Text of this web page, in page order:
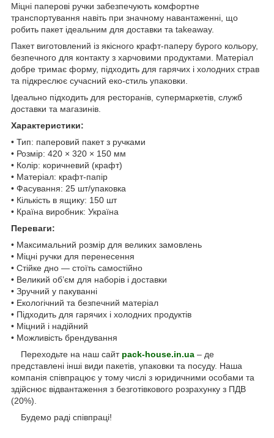
Міцні паперові ручки забезпечують комфортне
транспортування навіть при значному навантаженні, що
робить пакет ідеальним для доставки та takeaway.
Пакет виготовлений із якісного крафт-паперу бурого кольору,
безпечного для контакту з харчовими продуктами. Матеріал
добре тримає форму, підходить для гарячих і холодних страв
та підкреслює сучасний еко-стиль упаковки.
Ідеально підходить для ресторанів, супермаркетів, служб
доставки та магазинів.
Характеристики:
• Тип: паперовий пакет з ручками
• Розмір: 420 × 320 × 150 мм
• Колір: коричневий (крафт)
• Матеріал: крафт-папір
• Фасування: 25 шт/упаковка
• Кількість в ящику: 150 шт
• Країна виробник: Україна
Переваги:
• Максимальний розмір для великих замовлень
• Міцні ручки для перенесення
• Стійке дно — стоїть самостійно
• Великий об’єм для наборів і доставки
• Зручний у пакуванні
• Екологічний та безпечний матеріал
• Підходить для гарячих і холодних продуктів
• Міцний і надійний
• Можливість брендування
Переходьте на наш сайт pack-house.in.ua – де
представлені інші види пакетів, упаковки та посуду. Наша
компанія співпрацює у тому числі з юридичними особами та
здійснює відвантаження з безготівкового розрахунку з ПДВ
(20%).
Будемо раді співпраці!